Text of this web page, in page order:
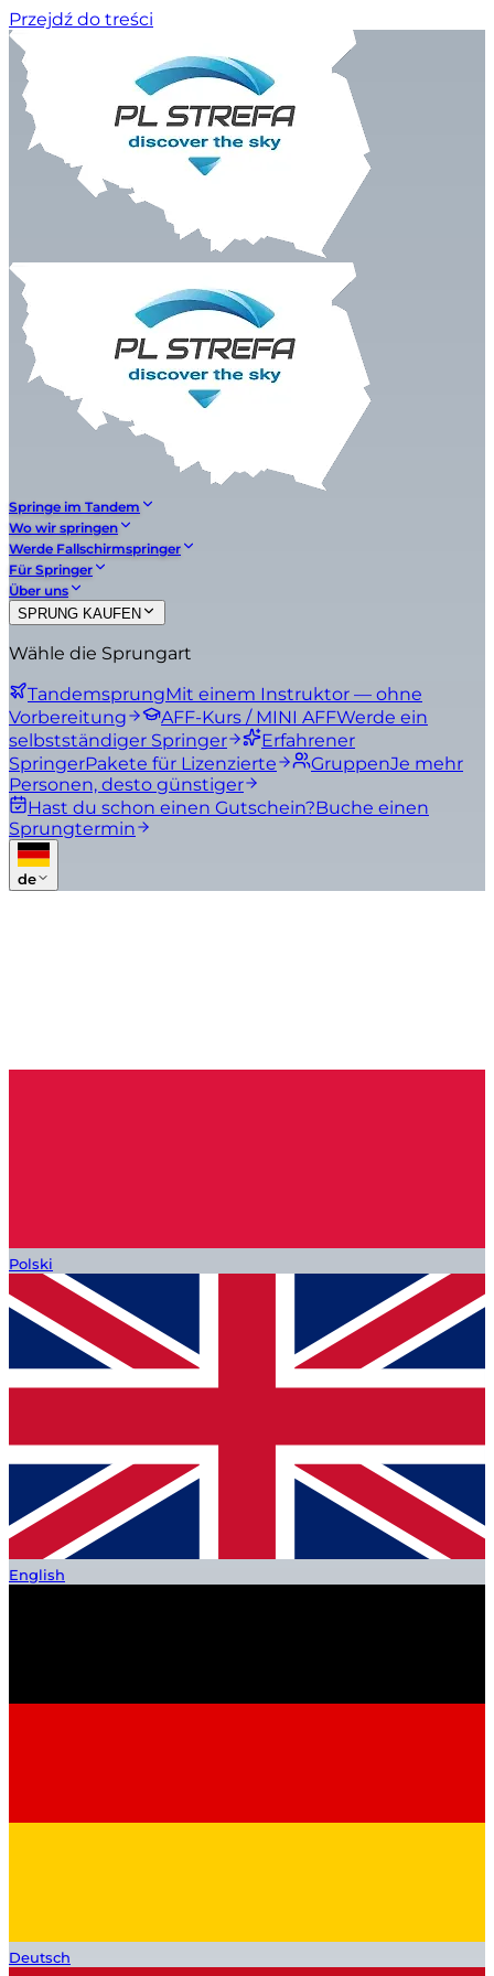
Przejdź do treści
Springe im Tandem
Wo wir springen
Werde Fallschirmspringer
Für Springer
Über uns
SPRUNG KAUFEN
Wähle die Sprungart
TandemsprungMit einem Instruktor — ohne
Vorbereitung
AFF-Kurs / MINI AFFWerde ein
selbstständiger Springer
Erfahrener
SpringerPakete für Lizenzierte GruppenJe mehr
Personen, desto günstiger
Hast du schon einen Gutschein?Buche einen
Sprungtermin
de
Polski
English
Deutsch